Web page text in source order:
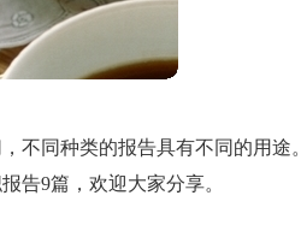
不同种类的报告具有不同的用途。
告9篇，欢迎大家分享。